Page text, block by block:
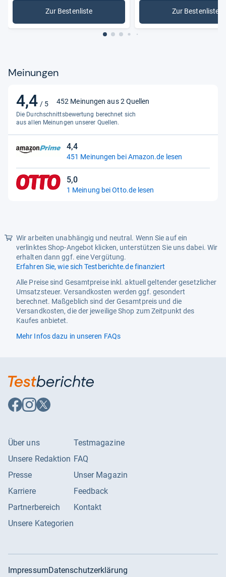
Zur Bestenliste
: Inhaliergeräte Zur Bestenliste
: Omron
Meinungen
4,4 / 5
4,4
von
5
Sternen
452 Meinungen aus 2 Quellen
Die Durchschnittsbewertung berechnet sich
aus allen Meinungen unserer Quellen.
4,4
4,4
von
Sternen
451 Meinungen bei Amazon.de lesen
5,0
5,0
von
1 Meinung bei Otto.de lesen
Wir arbeiten unabhängig und neutral. Wenn Sie auf ein
verlinktes Shop-Angebot klicken, unterstützen Sie uns dabei. Wir
erhalten dann ggf. eine Vergütung.
Erfahren Sie, wie sich Testberichte.de finanziert
Alle Preise sind Gesamtpreise inkl. aktuell geltender gesetzlicher
Umsatzsteuer. Versandkosten werden ggf. gesondert
berechnet. Maßgeblich sind der Gesamtpreis und die
Versandkosten, die der jeweilige Shop zum Zeitpunkt des
Kaufes anbietet.
Mehr Infos dazu in unseren FAQs
Auf
Facebook
Auf
Instagram
Auf
X
Über uns
Unsere Redaktion
Presse
Karriere
Partnerbereich
Unsere Kategorien
Testmagazine
FAQ
Unser Magazin
Feedback
Kontakt
ImpressumDatenschutzerklärung